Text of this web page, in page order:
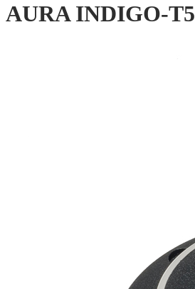
AURA INDIGO-T5